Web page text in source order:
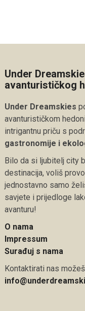
Under
avanturističkog
Under Dreamskies
avanturističkom
intrigantnu priču s
gastronomije i
Bilo da si ljubitelj city
destinacija, voliš
jednostavno samo
savjete i prijedloge
avanturu!
O nama
Impressum
Surađuj s nama
Kontaktirati nas možeš